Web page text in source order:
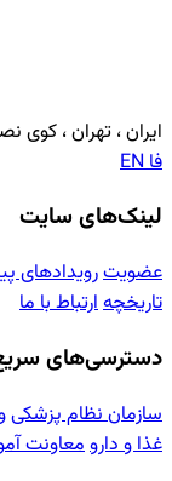
ایران ، تهران ، کوی
فاEN
لینک‌های سایت
عضویترویدادهای
تاریخچهارتباط با ما
دسترسی‌های
سازمان نظام پزشکی
غذا و دارومعاونت